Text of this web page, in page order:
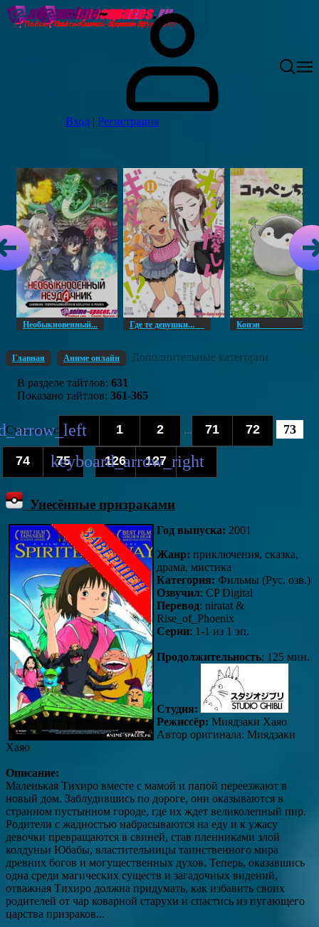
Вход | Регистрация
Необыкновенный... Где те девушки... Копэн
Главная Аниме онлайн Дополнительные категории
В разделе тайтлов: 631
Показано тайтлов: 361-365
Страницы: 1 2 ... 71 72 73
74 75 ... 126 127
Унесённые призраками
Год выпуска: 2001
Жанр: приключения, сказка,
драма, мистика
Категория: Фильмы (Рус. озв.)
Озвучил: CP Digital
Перевод: niratat &
Rise_of_Phoenix
Серии: 1-1 из 1 эп.
Продолжительность: 125 мин.
Студия:
Режиссёр: Миядзаки Хаяо
Автор оригинала: Миядзаки
Хаяо
Описание:
Маленькая Тихиро вместе с мамой и папой переезжают в
новый дом. Заблудившись по дороге, они оказываются в
странном пустынном городе, где их ждет великолепный пир.
Родители с жадностью набрасываются на еду и к ужасу
девочки превращаются в свиней, став пленниками злой
колдуньи Юбабы, властительницы таинственного мира
древних богов и могущественных духов. Теперь, оказавшись
одна среди магических существ и загадочных видений,
отважная Тихиро должна придумать, как избавить своих
родителей от чар коварной старухи и спастись из пугающего
царства призраков...